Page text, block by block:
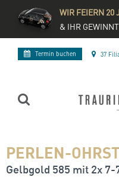
WIR FEIERN 20
& IHR
Termin buchen 37
PERLEN-
Gelbgold 585 mit 2x